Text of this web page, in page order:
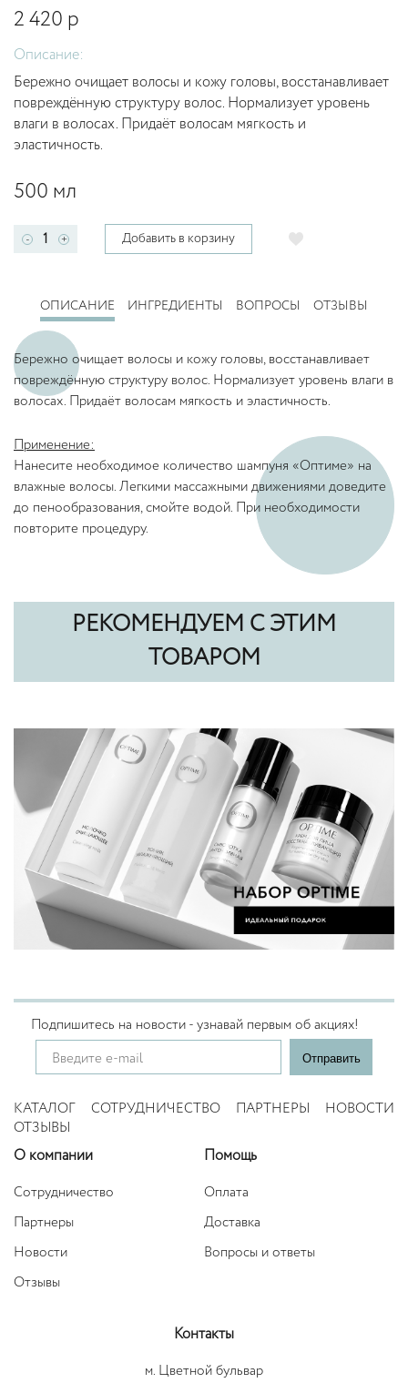
2 420 р
Описание:
Бережно очищает волосы и кожу головы, восстанавливает
повреждённую структуру волос. Нормализует уровень
влаги в волосах. Придаёт волосам мягкость и
эластичность.
500 мл
+
- Добавить в корзину
ОПИСАНИЕ ИНГРЕДИЕНТЫ ВОПРОСЫ ОТЗЫВЫ
Бережно очищает волосы и кожу головы, восстанавливает
повреждённую структуру волос. Нормализует уровень влаги в
волосах. Придаёт волосам мягкость и эластичность.
Применение:
Нанесите необходимое количество шампуня «Оптиме» на
влажные волосы. Легкими массажными движениями доведите
до пенообразования, смойте водой. При необходимости
повторите процедуру.
РЕКОМЕНДУЕМ С ЭТИМ
ТОВАРОМ
Подпишитесь на новости - узнавай первым об акциях!
КАТАЛОГ СОТРУДНИЧЕСТВО ПАРТНЕРЫ
НОВОСТИ
ОТЗЫВЫ
О компании
Сотрудничество
Партнеры
Новости
Отзывы
Помощь
Оплата
Доставка
Вопросы и ответы
Контакты
м. Цветной бульвар